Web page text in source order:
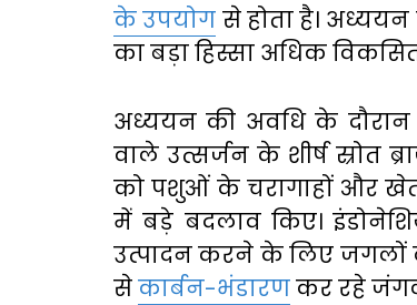
के उपयोग से होता है।
का बड़ा हिस्सा अधिक
अध्ययन की अवधि के
वाले उत्सर्जन के शीर्ष स्रोत
को पशुओं के चरागाहों और
में बड़े बदलाव किए।
उत्पादन करने के लिए जगलों
सेकार्बन-भंडारणकर रहे